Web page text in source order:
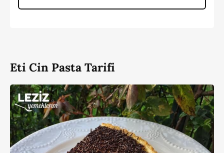
Eti Cin Pasta Tarifi